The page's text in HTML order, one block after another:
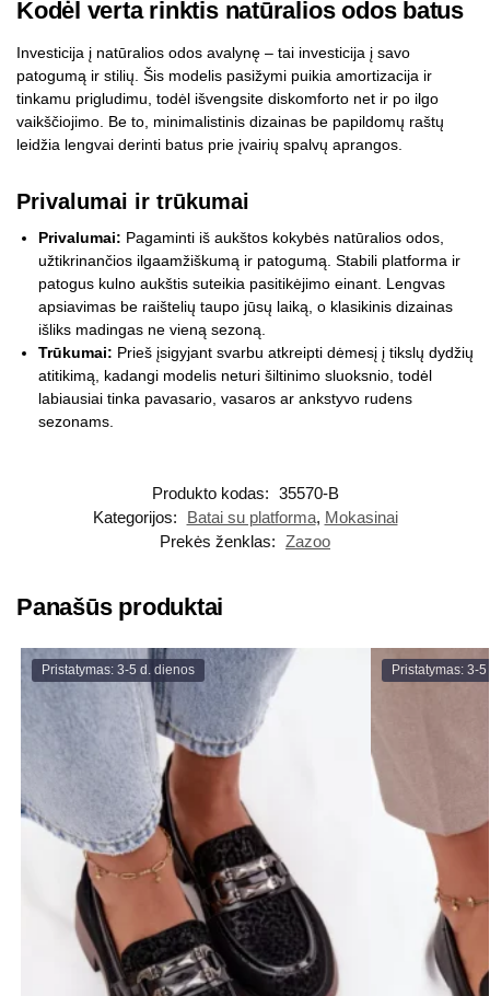
Kodėl verta rinktis natūralios odos batus
Investicija į natūralios odos avalynę – tai investicija į savo
patogumą ir stilių. Šis modelis pasižymi puikia amortizacija ir
tinkamu prigludimu, todėl išvengsite diskomforto net ir po ilgo
vaikščiojimo. Be to, minimalistinis dizainas be papildomų raštų
leidžia lengvai derinti batus prie įvairių spalvų aprangos.
Privalumai ir trūkumai
Privalumai: Pagaminti iš aukštos kokybės natūralios odos,
užtikrinančios ilgaamžiškumą ir patogumą. Stabili platforma ir
patogus kulno aukštis suteikia pasitikėjimo einant. Lengvas
apsiavimas be raištelių taupo jūsų laiką, o klasikinis dizainas
išliks madingas ne vieną sezoną.
Trūkumai: Prieš įsigyjant svarbu atkreipti dėmesį į tikslų dydžių
atitikimą, kadangi modelis neturi šiltinimo sluoksnio, todėl
labiausiai tinka pavasario, vasaros ar ankstyvo rudens
sezonams.
Produkto kodas: 35570-B
Kategorijos:
Batai su platforma, Mokasinai
Prekės ženklas: Zazoo
Panašūs produktai
Pristatymas: 3-5 d. dienos Pristatymas: 3-